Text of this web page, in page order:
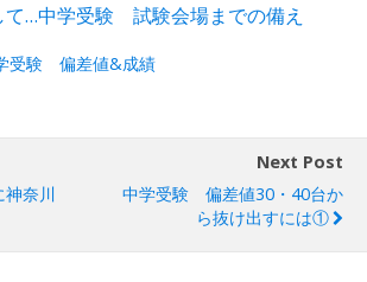
て…中学受験 試験会場までの備え
受験 偏差値&成績
奈川
Next Post
中学受験 偏差値30・40台か
ら抜け出すには①